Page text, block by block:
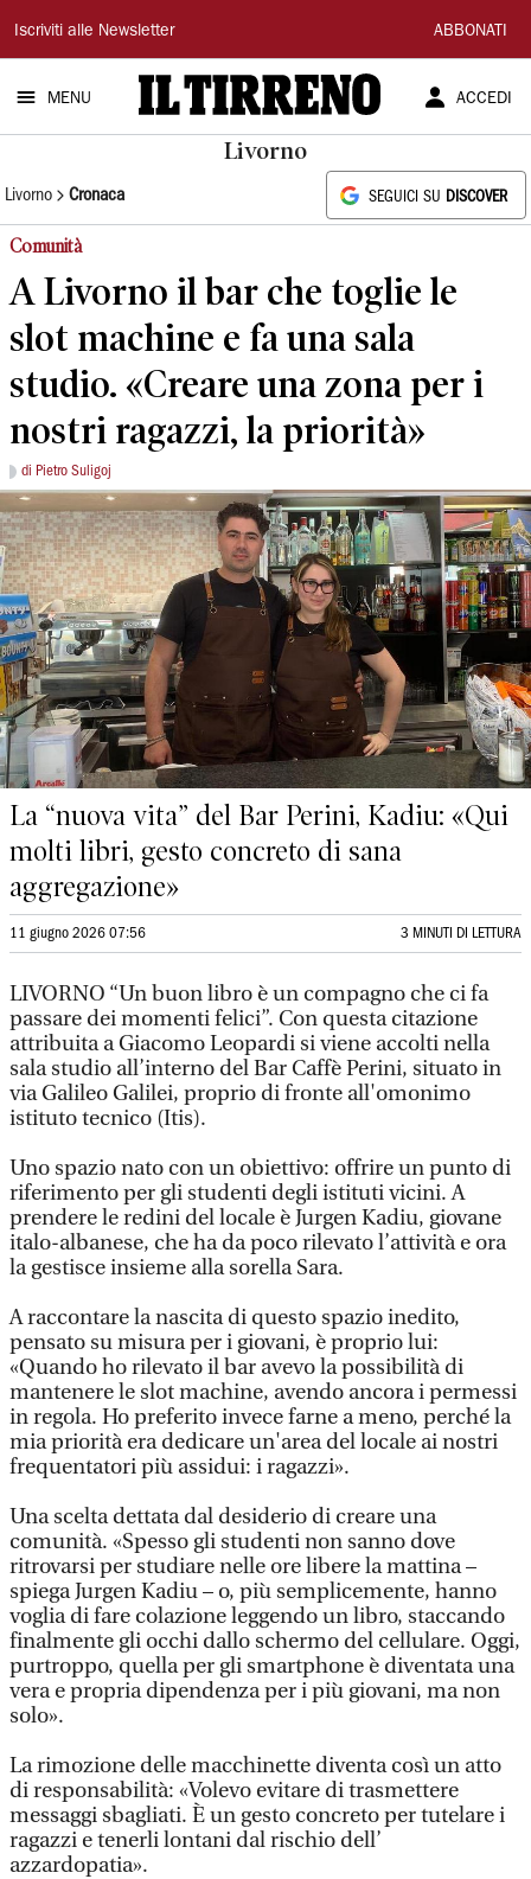
Il
Tirreno
Iscriviti alle Newsletter ABBONATI
MENU ACCEDI
Livorno
Livorno Cronaca SEGUICI SU DISCOVER
Comunità
A Livorno il bar che toglie le
slot machine e fa una sala
studio. «Creare una zona per i
nostri ragazzi, la priorità»
di Pietro Suligoj
La “nuova vita” del Bar Perini, Kadiu: «Qui
molti libri, gesto concreto di sana
aggregazione»
11 giugno 2026 07:56 3 MINUTI DI LETTURA
LIVORNO “Un buon libro è un compagno che ci fa
passare dei momenti felici”. Con questa citazione
attribuita a Giacomo Leopardi si viene accolti nella
sala studio all’interno del Bar Caffè Perini, situato in
via Galileo Galilei, proprio di fronte all'omonimo
istituto tecnico (Itis).
Uno spazio nato con un obiettivo: offrire un punto di
riferimento per gli studenti degli istituti vicini. A
prendere le redini del locale è Jurgen Kadiu, giovane
italo-albanese, che ha da poco rilevato l’attività e ora
la gestisce insieme alla sorella Sara.
A raccontare la nascita di questo spazio inedito,
pensato su misura per i giovani, è proprio lui:
«Quando ho rilevato il bar avevo la possibilità di
mantenere le slot machine, avendo ancora i permessi
in regola. Ho preferito invece farne a meno, perché la
mia priorità era dedicare un'area del locale ai nostri
frequentatori più assidui: i ragazzi».
Una scelta dettata dal desiderio di creare una
comunità. «Spesso gli studenti non sanno dove
ritrovarsi per studiare nelle ore libere la mattina –
spiega Jurgen Kadiu – o, più semplicemente, hanno
voglia di fare colazione leggendo un libro, staccando
finalmente gli occhi dallo schermo del cellulare. Oggi,
purtroppo, quella per gli smartphone è diventata una
vera e propria dipendenza per i più giovani, ma non
solo».
La rimozione delle macchinette diventa così un atto
di responsabilità: «Volevo evitare di trasmettere
messaggi sbagliati. È un gesto concreto per tutelare i
ragazzi e tenerli lontani dal rischio dell’
azzardopatia».